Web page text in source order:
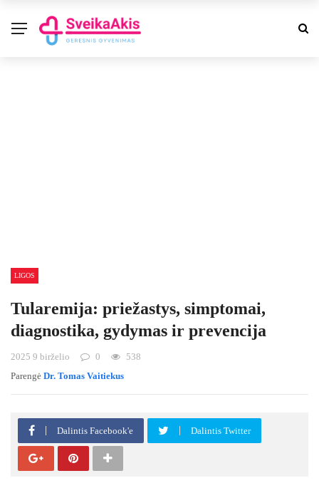
LIGOS
Tularemija: priežastys, simptomai,
diagnostika, gydymas ir prevencija
2025 9 birželio 0
538
Parengė Dr. Tomas Vaitiekus
Dalintis Facebook'e Dalintis Twitter